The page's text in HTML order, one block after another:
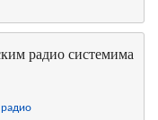
радио системима